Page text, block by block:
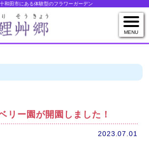
和田市にある体験型のフラワーガーデン
MENU
リー園が開園しました！
2023.07.01